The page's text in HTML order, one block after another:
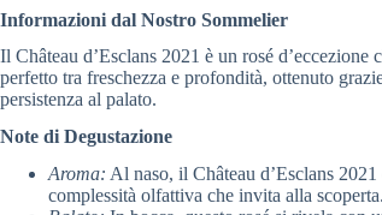
Informazioni dal Nostro Sommelier
Il Château d’Esclans 2021 è un rosé
perfetto tra freschezza e profondità, ottenuto
persistenza al palato.
Note di Degustazione
Aroma: Al naso, il Château d’Esclans
complessità olfattiva che invita alla scoperta.